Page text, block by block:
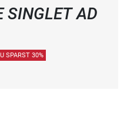
SINGLET AD
SPARST 30%